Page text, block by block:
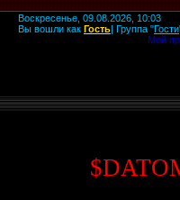
Воскресенье, 09.08.2026, 10:03
Вы вошли как Гость| Группа "Гости
Мой профиль
$